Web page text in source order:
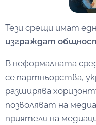
Тези срещи имат
изграждат
В неформалната
се партньорства,
разширява
позволяват на
приятели на